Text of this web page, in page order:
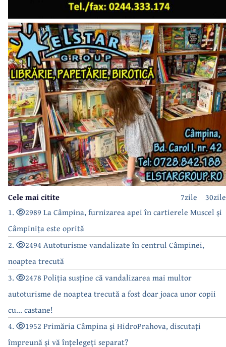
30zile
7zile
Cele mai citite
1.
2989 La Câmpina, furnizarea apei în cartierele Muscel și
Câmpinița este oprită
2.
2494 Autoturisme vandalizate în centrul Câmpinei,
noaptea trecută
3.
2478 Poliția susține că vandalizarea mai multor
autoturisme de noaptea trecută a fost doar joaca unor copii
cu... castane!
4.
1952 Primăria Câmpina și HidroPrahova, discutați
împreună și vă înțelegeți separat?